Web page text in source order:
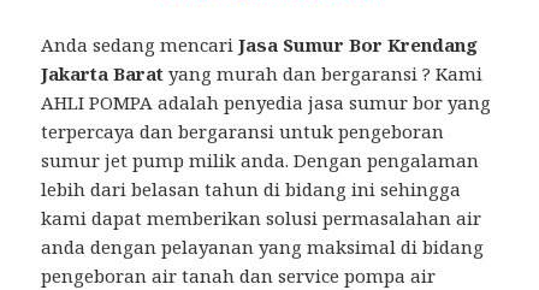
Anda sedang mencariJasa Sumur Bor Krendang
Jakarta Barat yang murah dan bergaransi ? Kami
AHLI POMPA adalah penyedia jasa sumur bor yang
terpercaya dan bergaransi untuk pengeboran
sumur jet pump milik anda. Dengan pengalaman
lebih dari belasan tahun di bidang ini sehingga
kami dapat memberikan solusi permasalahan air
anda dengan pelayanan yang maksimal di bidang
pengeboran air tanah dan service pompa air